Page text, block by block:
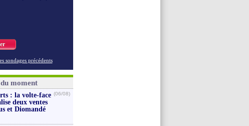
sondages précédents
moment
: la volte-face
deux ventes
et Diomandé
(06/08)